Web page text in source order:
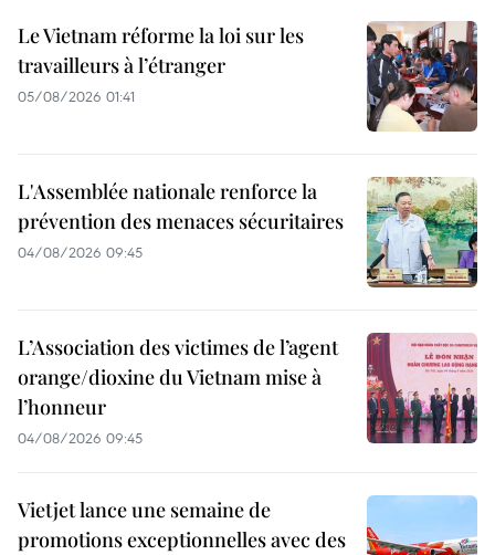
Le Vietnam réforme la loi sur les
travailleurs à l’étranger
05/08/2026 01:41
L'Assemblée nationale renforce la
prévention des menaces sécuritaires
04/08/2026 09:45
L’Association des victimes de l’agent
orange/dioxine du Vietnam mise à
l’honneur
04/08/2026 09:45
Vietjet lance une semaine de
promotions exceptionnelles avec des